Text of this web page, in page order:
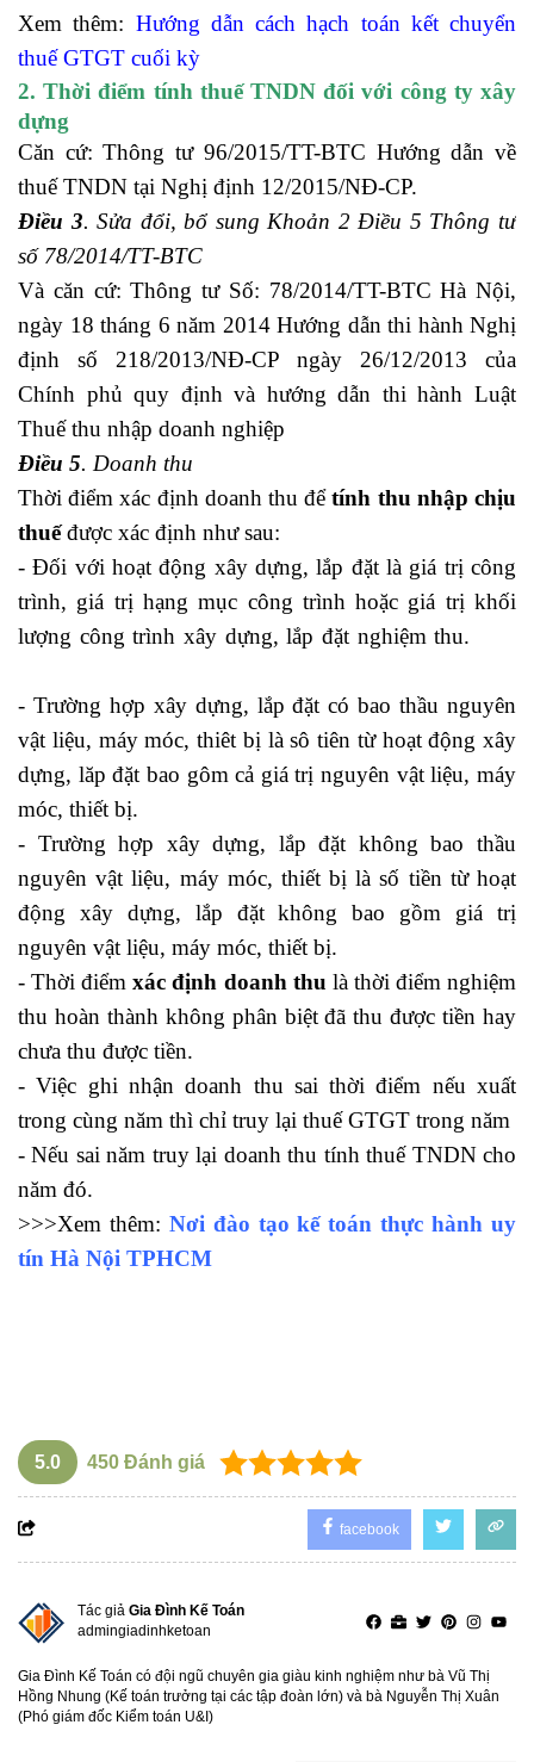
Xem thêm: Hướng dẫn cách hạch toán kết chuyển
thuế GTGT cuối kỳ
2. Thời điểm tính thuế TNDN đối với công ty xây
dựng
Căn cứ: Thông tư 96/2015/TT-BTC Hướng dẫn về
thuế TNDN tại Nghị định 12/2015/NĐ-CP.
Điều 3. Sửa đổi, bổ sung Khoản 2 Điều 5 Thông tư
số 78/2014/TT-BTC
Và căn cứ: Thông tư Số: 78/2014/TT-BTC Hà Nội,
ngày 18 tháng 6 năm 2014 Hướng dẫn thi hành Nghị
định số 218/2013/NĐ-CP ngày 26/12/2013 của
Chính phủ quy định và hướng dẫn thi hành Luật
Thuế thu nhập doanh nghiệp
Điều 5. Doanh thu
Thời điểm xác định doanh thu đểtính thu nhập chịu
thuếđược xác định như sau:
- Đối với hoạt động xây dựng, lắp đặt là giá trị công
trình, giá trị hạng mục công trình hoặc giá trị khối
lượng công trình xây dựng, lắp đặt nghiệm thu.
- Trường hợp xây dựng, lắp đặt có bao thầu nguyên
vật liệu, máy móc, thiêt bị là sô tiên từ hoạt động xây
dựng, lăp đặt bao gôm cả giá trị nguyên vật liệu, máy
móc, thiết bị.
- Trường hợp xây dựng, lắp đặt không bao thầu
nguyên vật liệu, máy móc, thiết bị là số tiền từ hoạt
động xây dựng, lắp đặt không bao gồm giá trị
nguyên vật liệu, máy móc, thiết bị.
- Thời điểmxác định doanh thu là thời điểm nghiệm
thu hoàn thành không phân biệt đã thu được tiền hay
chưa thu được tiền.
- Việc ghi nhận doanh thu sai thời điểm nếu xuất
trong cùng năm thì chỉ truy lại thuế GTGT trong năm
- Nếu sai năm truy lại doanh thu tính thuế TNDN cho
năm đó.
>>>Xem thêm: Nơi đào tạo kế toán thực hành uy
tín Hà Nội TPHCM
5.0 450 Đánh giá
facebook
Tác giả Gia Đình Kế Toán
admingiadinhketoan
Gia Đình Kế Toán có đội ngũ chuyên gia giàu kinh nghiệm như bà Vũ Thị
Hồng Nhung (Kế toán trưởng tại các tập đoàn lớn) và bà Nguyễn Thị Xuân
(Phó giám đốc Kiểm toán U&I)